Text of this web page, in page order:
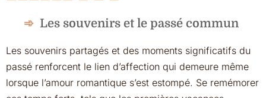
Les souvenirs et le passé commun
Les souvenirs partagés et des moments significatifs du
passé renforcent le lien d’affection qui demeure même
lorsque l’amour romantique s’est estompé. Se remémorer